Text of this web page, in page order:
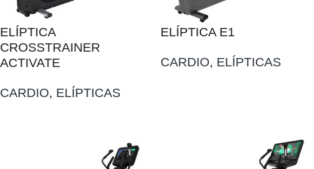
ELÍPTICA
CROSSTRAINER
ACTIVATE
CARDIO, ELÍPTICAS
ELÍPTICA E1
CARDIO, ELÍPTICAS